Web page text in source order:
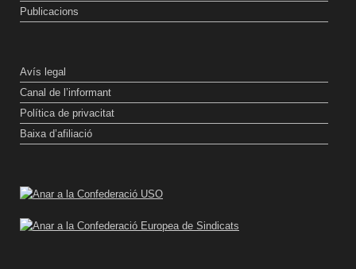
Publicacions
Avís legal
Canal de l’informant
Política de privacitat
Baixa d’afiliació